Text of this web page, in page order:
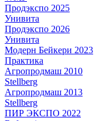
Продэкспо 2025
Унивита
Продэкспо 2026
Унивита
Модерн Бейкери 2023
Практика
Агропродмаш 2010
Stellberg
Агропродмаш 2013
Stellberg
ПИР ЭКСПО 2022